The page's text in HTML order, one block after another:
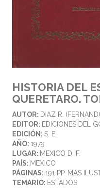
HISTORIA DEL
QUERETARO.
AUTOR: DIAZ R.
EDITOR: EDICIONES DEL
EDICIÓN: S. E.
AÑO: 1979
LUGAR: MEXICO D. F.
PAÍS: MEXICO
PÁGINAS: 191 PP. MAS
TEMARIO: ESTADOS